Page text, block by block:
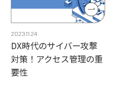
2023.11.24
DX時代のサイバー攻撃
対策！アクセス管理の重
要性